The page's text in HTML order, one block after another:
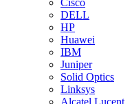
Cisco
DELL
HP
Huawei
IBM
Juniper
Solid Optics
Linksys